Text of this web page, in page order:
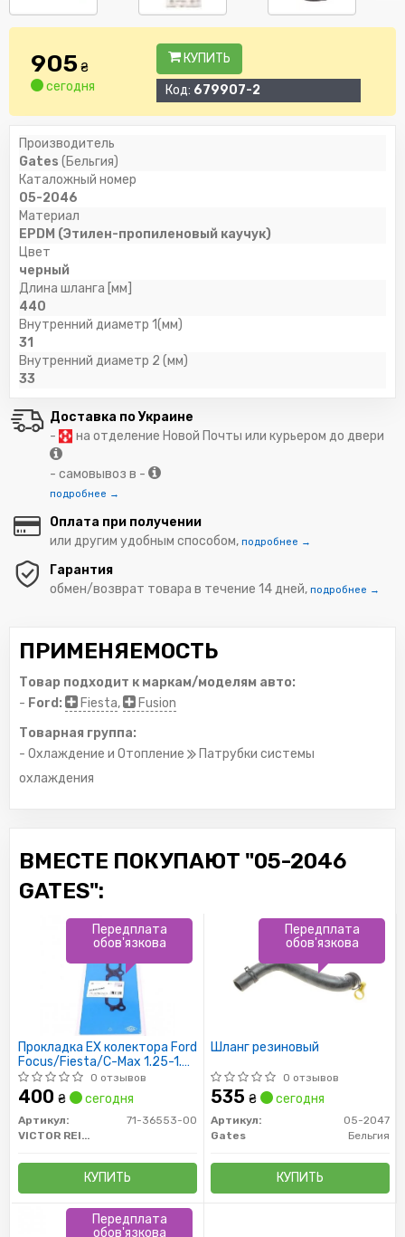
905₴
сегодня
КУПИТЬ
Код: 679907-2
Производитель
Gates (Бельгия)
Каталожный номер
05-2046
Материал
EPDM (Этилен-пропиленовый каучук)
Цвет
черный
Длина шланга [мм]
440
Внутренний диаметр 1(мм)
31
Внутренний диаметр 2 (мм)
33
Доставка по Украине
-
на отделение Новой Почты или курьером до двери
- самовывоз в -
подробнее →
Оплата при получении
или другим удобным способом, подробнее →
Гарантия
обмен/возврат товара в течение 14 дней, подробнее →
ПРИМЕНЯЕМОСТЬ
Товар подходит к маркам/моделям авто:
- Ford: Fiesta,
Fusion
Товарная группа:
- Охлаждение и Отопление
Патрубки системы
охлаждения
ВМЕСТЕ ПОКУПАЮТ "05-2046
GATES":
Прокладка EX колектора Ford
Focus/Fiesta/C-Max 1.25-1.6
03-
0 отзывов
400 ₴ сегодня
Артикул:
71-36553-00
VICTOR REINZ
КУПИТЬ
Передплата
обов'язкова
Шланг резиновый
0 отзывов
535 ₴ сегодня
Артикул:
05-2047
Gates
Бельгия
КУПИТЬ
Передплата
обов'язкова
Передплата
обов'язкова